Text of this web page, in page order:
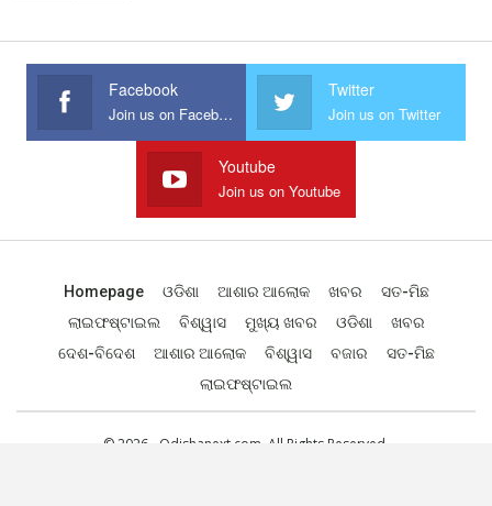
Facebook
Join us on Facebook
Twitter
Join us on Twitter
Youtube
Join us on Youtube
Homepage ଓଡିଶା ଆଶାର ଆଲୋକ ଖବର
ସତ-ମିଛ
ଲାଇଫଷ୍ଟାଇଲ
ବିଶ୍ୱାସ ମୁଖ୍ୟ ଖବର ଓଡିଶା
ଖବର
ଦେଶ-ବିଦେଶ
ଆଶାର ଆଲୋକ ବିଶ୍ୱାସ ବଜାର
ସତ-ମିଛ
ଲାଇଫଷ୍ଟାଇଲ
© 2026 - Odishanext.com. All Rights Reserved.